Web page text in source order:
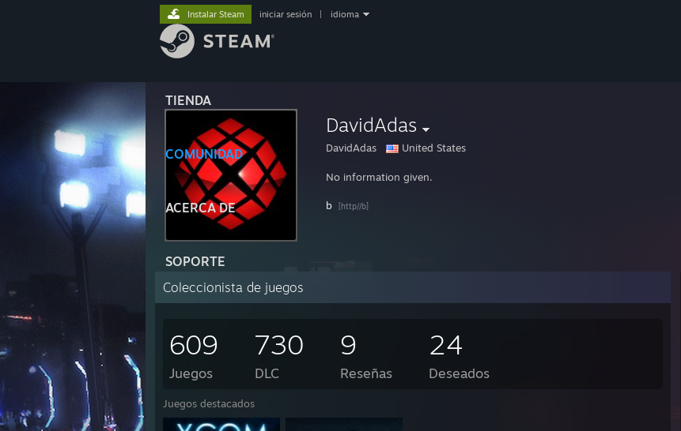
TIENDA
COMUNIDAD
ACERCA DE
SOPORTE
Instalar Steam iniciar sesión idioma
DavidAdas
DavidAdas United States
No information given.
b [http//b]
Coleccionista de juegos
609
Juegos
730
DLC
9
Reseñas
24
Deseados
Juegos destacados